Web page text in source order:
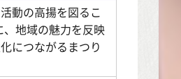
動の高揚を図るこ
地域の魅力を反映
につながるまつり